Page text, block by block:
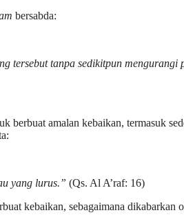
bersabda:
tersebut tanpa sedikitpun mengurangi
berbuat amalan kebaikan, termasuk
yang lurus.” (Qs. Al A’raf: 16)
kebaikan, sebagaimana dikabarkan